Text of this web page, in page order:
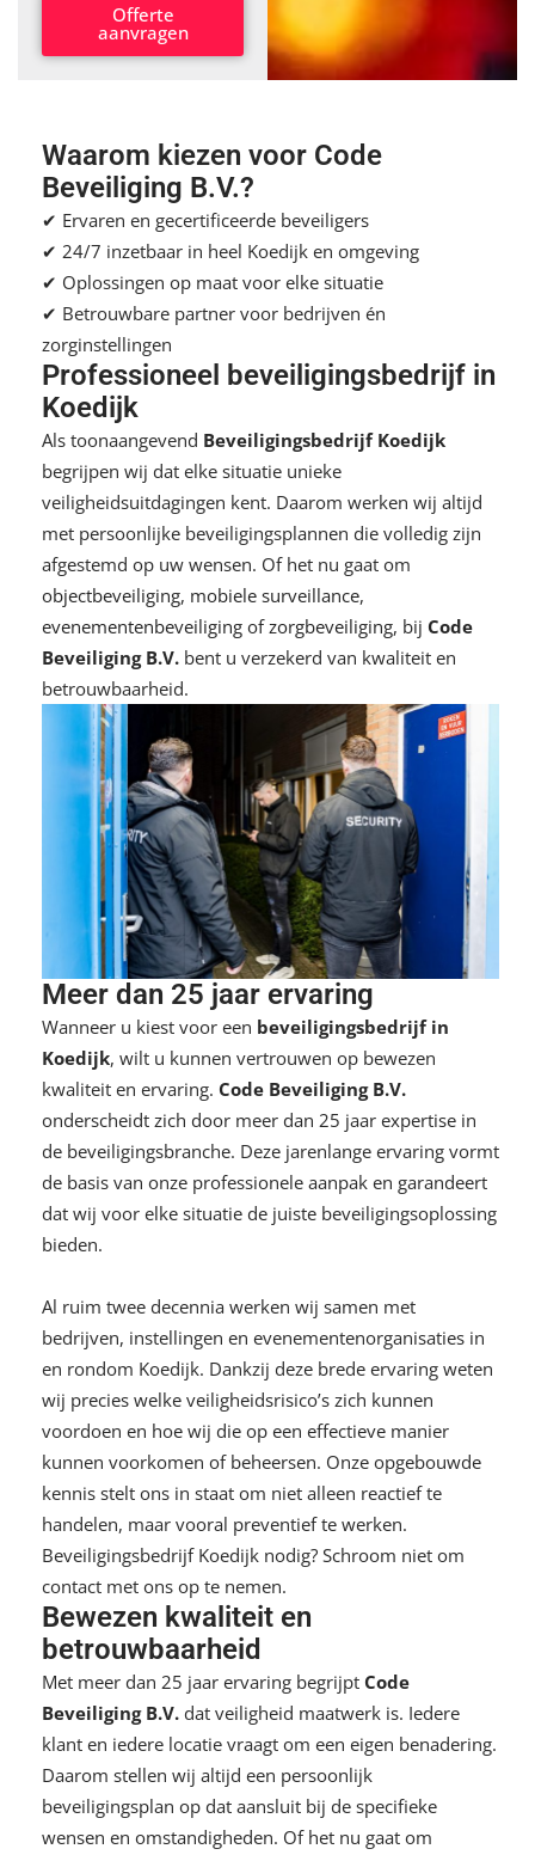
Offerte
aanvragen
Waarom kiezen voor Code
Beveiliging B.V.?
✔ Ervaren en gecertificeerde beveiligers
✔ 24/7 inzetbaar in heel Koedijk en omgeving
✔ Oplossingen op maat voor elke situatie
✔ Betrouwbare partner voor bedrijven én
zorginstellingen
Professioneel beveiligingsbedrijf in
Koedijk
Als toonaangevend Beveiligingsbedrijf Koedijk
begrijpen wij dat elke situatie unieke
veiligheidsuitdagingen kent. Daarom werken wij altijd
met persoonlijke beveiligingsplannen die volledig zijn
afgestemd op uw wensen. Of het nu gaat om
objectbeveiliging, mobiele surveillance,
evenementenbeveiliging ofzorgbeveiliging, bij Code
Beveiliging B.V. bent u verzekerd van kwaliteit en
betrouwbaarheid.
Meer dan 25 jaar ervaring
Wanneer u kiest voor een beveiligingsbedrijf in
Koedijk, wilt u kunnen vertrouwen op bewezen
kwaliteit en ervaring. Code Beveiliging B.V.
onderscheidt zich door meer dan 25 jaar expertise in
de beveiligingsbranche. Deze jarenlange ervaring vormt
de basis van onze professionele aanpak en garandeert
dat wij voor elke situatie de juiste beveiligingsoplossing
bieden.
Al ruim twee decennia werken wij samen met
bedrijven, instellingen en evenementenorganisaties in
en rondom Koedijk. Dankzij deze brede ervaring weten
wij precies welke veiligheidsrisico’s zich kunnen
voordoen en hoe wij die op een effectieve manier
kunnen voorkomen of beheersen. Onze opgebouwde
kennis stelt ons in staat om niet alleen reactief te
handelen, maar vooral preventief te werken.
Beveiligingsbedrijf Koedijk nodig? Schroom niet om
contact met ons op te nemen.
Bewezen kwaliteit en
betrouwbaarheid
Met meer dan 25 jaar ervaring begrijpt Code
Beveiliging B.V. dat veiligheid maatwerk is. Iedere
klant en iedere locatie vraagt om een eigen benadering.
Daarom stellen wij altijd een persoonlijk
beveiligingsplan op dat aansluit bij de specifieke
wensen en omstandigheden. Of het nu gaat om